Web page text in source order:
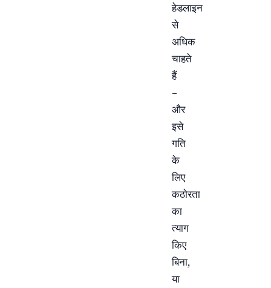
हेडलाइन
से
अधिक
चाहते
हैं
–
और
इसे
गति
के
लिए
कठोरता
का
त्याग
किए
बिना,
या